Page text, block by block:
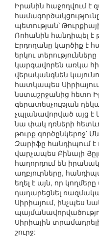
Իրանին հաջողվում
պետության՝
Ռոհանին հանդիպել է
Էրդողանը կարծիք է
երկու
կարգավորեն առկա
վերականգնեն
հատկապես
նստաշրջանից հետո
գերատեսչության
չպլանավորված այց
նա փակ դռների
թուրք գործընկերոջ՝
Զարիֆը հանդիպում է
վարչապես Բինալի
հաղորդում են
աղբյուրները,
եղել է այն, որ
դադարեցնել
Սիրիայում, ինչպես
Սիրիային
շուրջ: